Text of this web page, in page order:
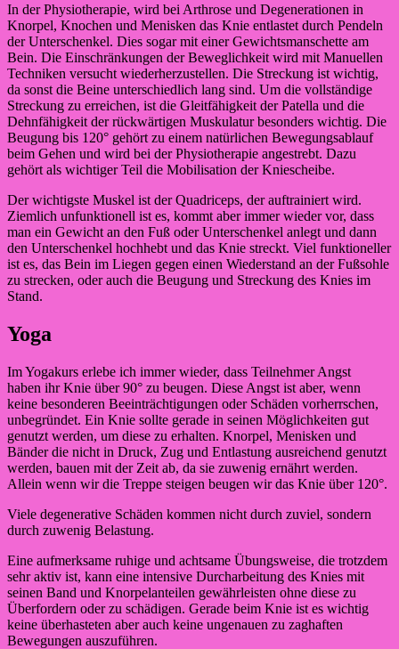
In der Physiotherapie, wird bei Arthrose und Degenerationen in
Knorpel, Knochen und Menisken das Knie entlastet durch Pendeln
der Unterschenkel. Dies sogar mit einer Gewichtsmanschette am
Bein. Die Einschränkungen der Beweglichkeit wird mit Manuellen
Techniken versucht wiederherzustellen. Die Streckung ist wichtig,
da sonst die Beine unterschiedlich lang sind. Um die vollständige
Streckung zu erreichen, ist die Gleitfähigkeit der Patella und die
Dehnfähigkeit der rückwärtigen Muskulatur besonders wichtig. Die
Beugung bis 120° gehört zu einem natürlichen Bewegungsablauf
beim Gehen und wird bei der Physiotherapie angestrebt. Dazu
gehört als wichtiger Teil die Mobilisation der Kniescheibe.
Der wichtigste Muskel ist der Quadriceps, der auftrainiert wird.
Ziemlich unfunktionell ist es, kommt aber immer wieder vor, dass
man ein Gewicht an den Fuß oder Unterschenkel anlegt und dann
den Unterschenkel hochhebt und das Knie streckt. Viel funktioneller
ist es, das Bein im Liegen gegen einen Wiederstand an der Fußsohle
zu strecken, oder auch die Beugung und Streckung des Knies im
Stand.
Yoga
Im Yogakurs erlebe ich immer wieder, dass Teilnehmer Angst
haben ihr Knie über 90° zu beugen. Diese Angst ist aber, wenn
keine besonderen Beeinträchtigungen oder Schäden vorherrschen,
unbegründet. Ein Knie sollte gerade in seinen Möglichkeiten gut
genutzt werden, um diese zu erhalten. Knorpel, Menisken und
Bänder die nicht in Druck, Zug und Entlastung ausreichend genutzt
werden, bauen mit der Zeit ab, da sie zuwenig ernährt werden.
Allein wenn wir die Treppe steigen beugen wir das Knie über 120°.
Viele degenerative Schäden kommen nicht durch zuviel, sondern
durch zuwenig Belastung.
Eine aufmerksame ruhige und achtsame Übungsweise, die trotzdem
sehr aktiv ist, kann eine intensive Durcharbeitung des Knies mit
seinen Band und Knorpelanteilen gewährleisten ohne diese zu
Überfordern oder zu schädigen. Gerade beim Knie ist es wichtig
keine überhasteten aber auch keine ungenauen zu zaghaften
Bewegungen auszuführen.